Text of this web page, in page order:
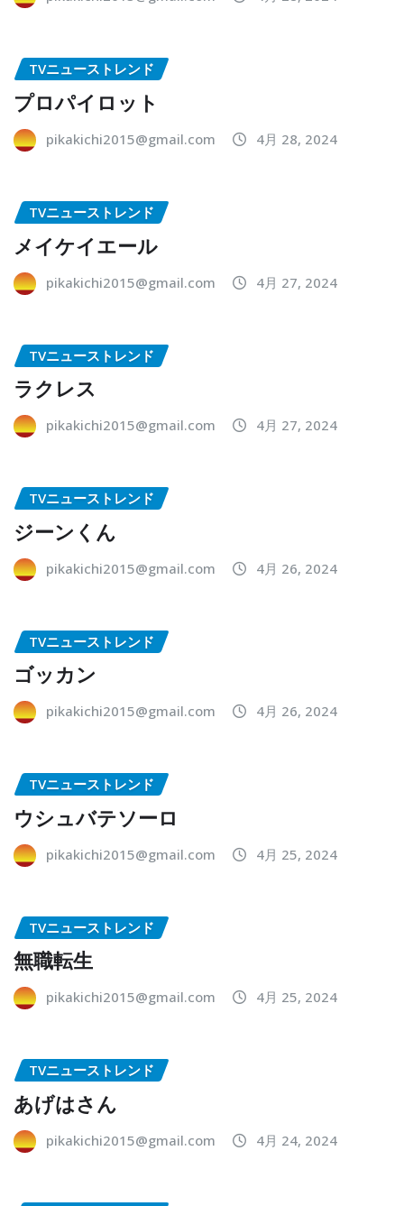
TVニューストレンド
プロパイロット
pikakichi2015@gmail.com 4月 28, 2024
TVニューストレンド
メイケイエール
pikakichi2015@gmail.com 4月 27, 2024
TVニューストレンド
ラクレス
pikakichi2015@gmail.com 4月 27, 2024
TVニューストレンド
ジーンくん
pikakichi2015@gmail.com 4月 26, 2024
TVニューストレンド
ゴッカン
pikakichi2015@gmail.com 4月 26, 2024
TVニューストレンド
ウシュバテソーロ
pikakichi2015@gmail.com 4月 25, 2024
TVニューストレンド
無職転生
pikakichi2015@gmail.com 4月 25, 2024
TVニューストレンド
あげはさん
pikakichi2015@gmail.com 4月 24, 2024